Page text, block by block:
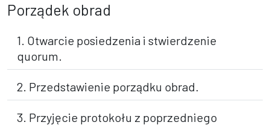
Porządek obrad
1. Otwarcie posiedzenia i stwierdzenie
quorum.
2. Przedstawienie porządku obrad.
3. Przyjęcie protokołu z poprzedniego